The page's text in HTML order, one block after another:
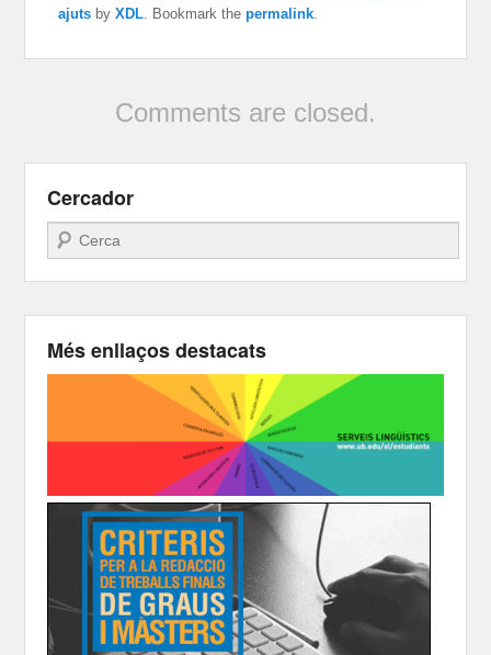
ajuts byXDL . Bookmark thepermalink
Comments are closed.
Cercador
Search
Més enllaços destacats